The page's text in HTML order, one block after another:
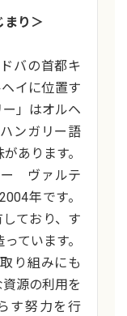
り＞
バの首都キ
イに位置す
」はオルヘ
ンガリー語
あります。
ー ヴァルテ
年です。
ており、す
ています。
り組みにも
源の利用を
す努力を行